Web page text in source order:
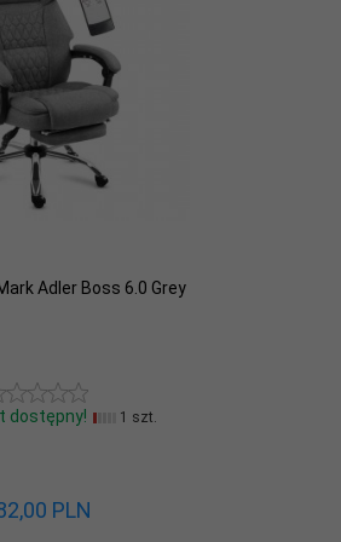
Adler Boss 6.0 Grey
dostępny! 1 szt.
00 PLN